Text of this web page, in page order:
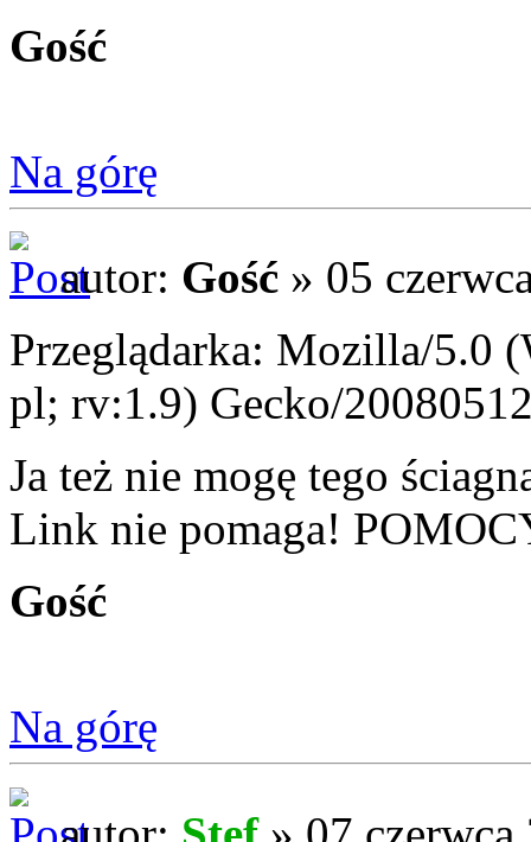
Gość
Na górę
autor: Gość » 05
Przeglądarka: Mozilla/5.0
pl; rv:1.9) Gecko/
Ja też nie mogę tego
Link nie pomaga!
Gość
Na górę